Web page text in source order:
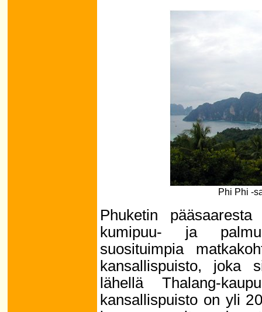
Phi Phi -
Phuketin
kumipuu- ja
suosituimpia
kansallispuisto, joka
lähellä Thalang-
kansallispuisto on yli